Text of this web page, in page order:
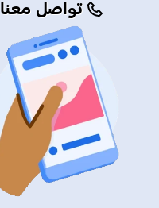
تواصل معنا